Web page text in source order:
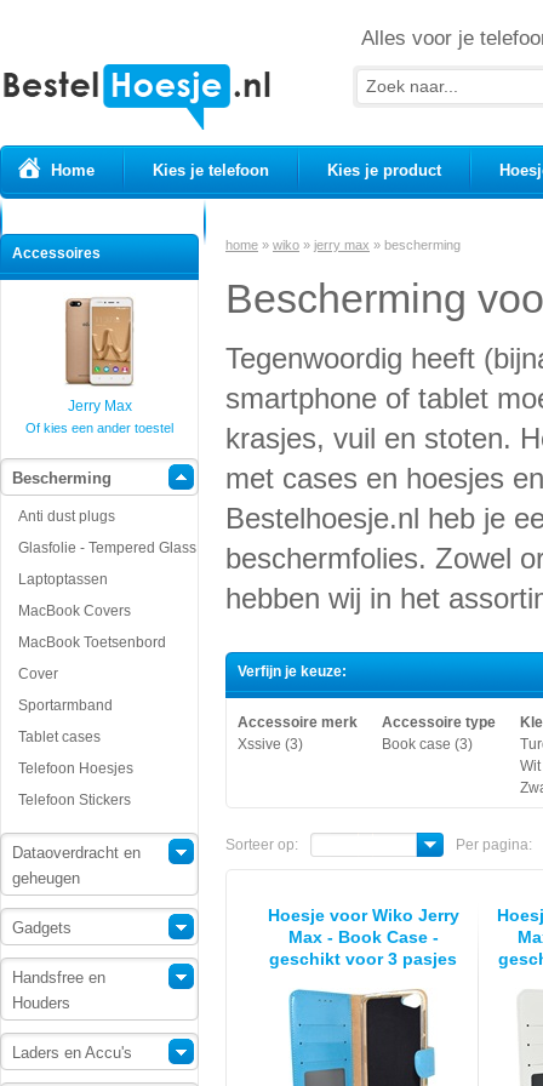
Alles voor je
Home Kies je telefoon Kies je product
Accessoires
Jerry Max
Of kies een ander toestel
Bescherming
Anti dust plugs
Glasfolie - Tempered Glass
Laptoptassen
MacBook Covers
MacBook Toetsenbord
Cover
Sportarmband
Tablet cases
Telefoon Hoesjes
Telefoon Stickers
Dataoverdracht en
geheugen
Gadgets
Handsfree en
Houders
Laders en Accu's
home » wiko » jerry max » bescherming
Bescherming
Tegenwoordig heeft
smartphone of tablet
krasjes, vuil en stoten.
met cases en hoesjes
Bestelhoesje.nl heb je
beschermfolies. Zowel
hebben wij in het
Verfijn je keuze:
Accessoire merk
Xssive (3)
Accessoire type
Book case (3)
Sorteer op: Per pagina:
Hoesje voor Wiko Jerry
Max - Book Case -
geschikt voor 3 pasjes